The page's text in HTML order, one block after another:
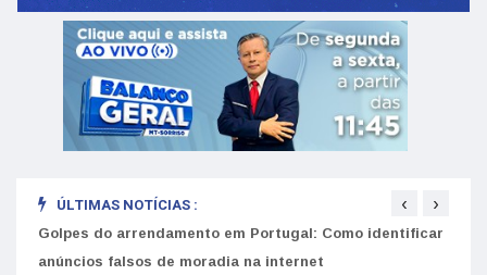
ÚLTIMAS NOTÍCIAS :
Golpes do arrendamento em Portugal: Como identificar
anúncios falsos de moradia na internet
‹ ›